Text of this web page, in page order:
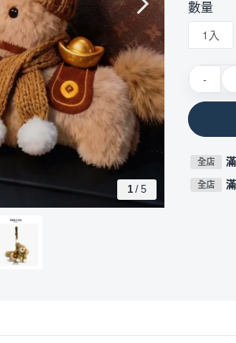
1 / 5
數量
1入
-
全店
全店